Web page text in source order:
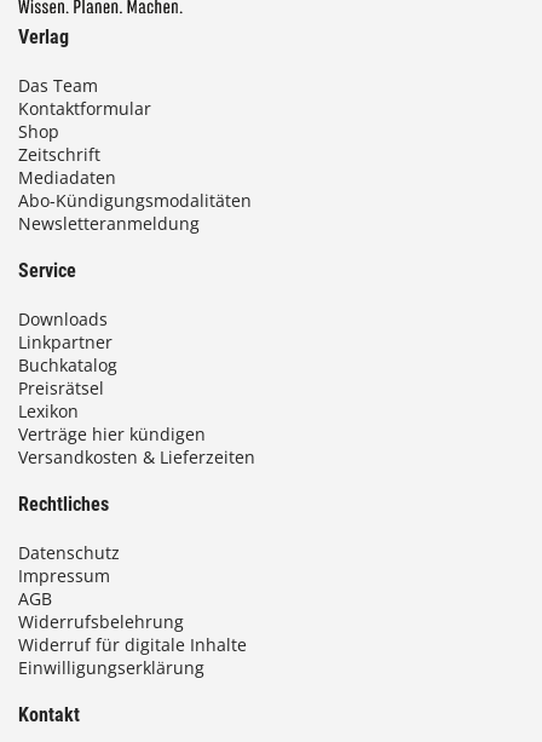
Verlag
Das Team
Kontaktformular
Shop
Zeitschrift
Mediadaten
Abo-Kündigungsmodalitäten
Newsletteranmeldung
Service
Downloads
Linkpartner
Buchkatalog
Preisrätsel
Lexikon
Verträge hier kündigen
Versandkosten & Lieferzeiten
Rechtliches
Datenschutz
Impressum
AGB
Widerrufsbelehrung
Widerruf für digitale Inhalte
Einwilligungserklärung
Kontakt